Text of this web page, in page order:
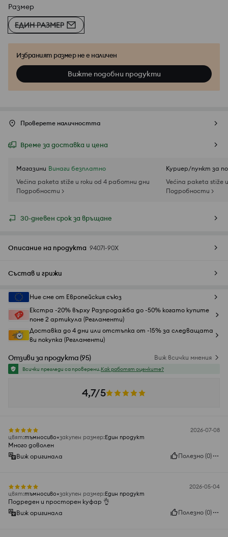
Размер
ЕДИН РАЗМЕР
Избраният размер не е наличен
Вижте подобни продукти
Проверете наличността
Време за доставка и цена
Магазини Винаги безплатно
Većina paketa stiže u roku od 4 работни дни
Подробности >
Куриер/пункт за
Većina paketa stiže
Подробности >
30-дневен срок за връщане
Описание на продукта 9407I-90X
Състав и грижи
Ние сме от Европейския съюз
Екстра -20% върху Разпродажба до -50% когато купите
поне 2 артикула (Регламенти)
Доставка до 4 дни или отстъпка от -15% за следващата
ви покупка (Регламенти)
Отзиви за продукта(95) Виж всички мнения
Всички прегледи са проверени.Как работят оценките?
4,7/5
2026-07-08
цвят:тъмносиво закупен размер:Един продукт
Много доволен
Виж оригинала
Полезно (0)
2026-05-04
цвят:тъмносиво закупен размер:Един продукт
Подреден и просторен куфар 👌
Виж оригинала
Полезно (0)